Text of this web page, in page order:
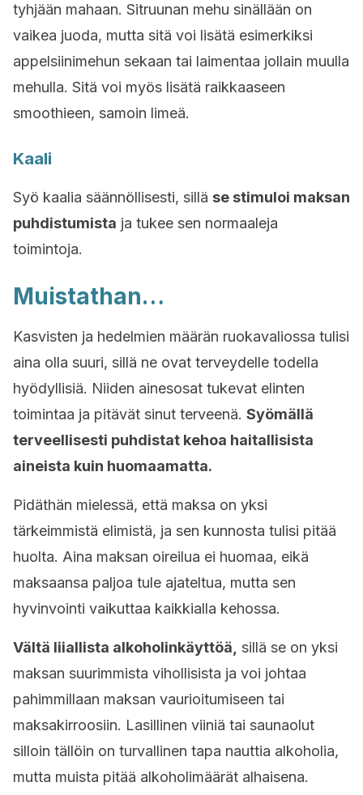
tyhjään mahaan. Sitruunan mehu sinällään on
vaikea juoda, mutta sitä voi lisätä esimerkiksi
appelsiinimehun sekaan tai laimentaa jollain muulla
mehulla. Sitä voi myös lisätä raikkaaseen
smoothieen, samoin limeä.
Kaali
Syö kaalia säännöllisesti, sillä se stimuloi maksan
puhdistumista ja tukee sen normaaleja
toimintoja.
Muistathan…
Kasvisten ja hedelmien määrän ruokavaliossa tulisi
aina olla suuri, sillä ne ovat terveydelle todella
hyödyllisiä. Niiden ainesosat tukevat elinten
toimintaa ja pitävät sinut terveenä. Syömällä
terveellisesti puhdistat kehoa haitallisista
aineista kuin huomaamatta.
Pidäthän mielessä, että maksa on yksi
tärkeimmistä elimistä, ja sen kunnosta tulisi pitää
huolta. Aina maksan oireilua ei huomaa, eikä
maksaansa paljoa tule ajateltua, mutta sen
hyvinvointi vaikuttaa kaikkialla kehossa.
Vältä liiallista alkoholinkäyttöä, sillä se on yksi
maksan suurimmista vihollisista ja voi johtaa
pahimmillaan maksan vaurioitumiseen tai
maksakirroosiin. Lasillinen viiniä tai saunaolut
silloin tällöin on turvallinen tapa nauttia alkoholia,
mutta muista pitää alkoholimäärät alhaisena.